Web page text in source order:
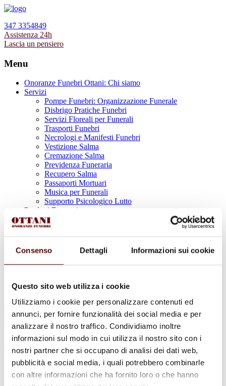
Consenso Dettagli Informazioni sui cookie
Questo sito web utilizza i cookie
Utilizziamo i cookie per personalizzare contenuti ed
annunci, per fornire funzionalità dei social media e per
analizzare il nostro traffico. Condividiamo inoltre
informazioni sul modo in cui utilizza il nostro sito con i
nostri partner che si occupano di analisi dei dati web,
pubblicità e social media, i quali potrebbero combinarle
con altre informazioni che ha fornito loro o che hanno
347 3354849
Assistenza 24h
Lascia un pensiero
Menu
Onoranze Funebri Ottani: Chi siamo
Servizi
Pompe Funebri: Organizzazione Funerale
Disbrigo Pratiche Funebri
Servizi Floreali per Funerali
Trasporti Funebri
Necrologi e Manifesti Funebri
Vestizione Salma
Cremazione Salma
Previdenza Funeraria
Recupero Salma
Passaporti Mortuari
Musica per Funerali
Supporto Psicologico Lutto
Prodotti Funerari
Lapidi, Lastre tombali e Monumenti Funerari
Urne Cinerarie
Allestimento Funebre
Cofani Funebri
In caso di decesso
Necrologi
Sedi Onoranze Funebri Ottani
per:
Ermanna Passarini